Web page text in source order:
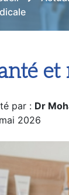
et
par :Dr